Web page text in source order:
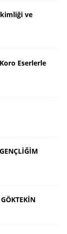
ve
Koro Eserlerle